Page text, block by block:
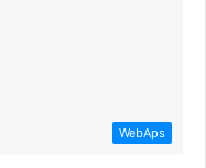
WebAps